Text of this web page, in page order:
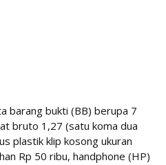
barang bukti (BB) berupa 7
bruto 1,27 (satu koma dua
plastik klip kosong ukuran
Rp 50 ribu, handphone (HP)